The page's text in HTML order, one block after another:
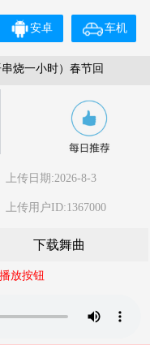
车机
安卓
烧一小时）春节回
上传日期:2026-8-3
上传用户ID:1367000
下载舞曲
放按钮